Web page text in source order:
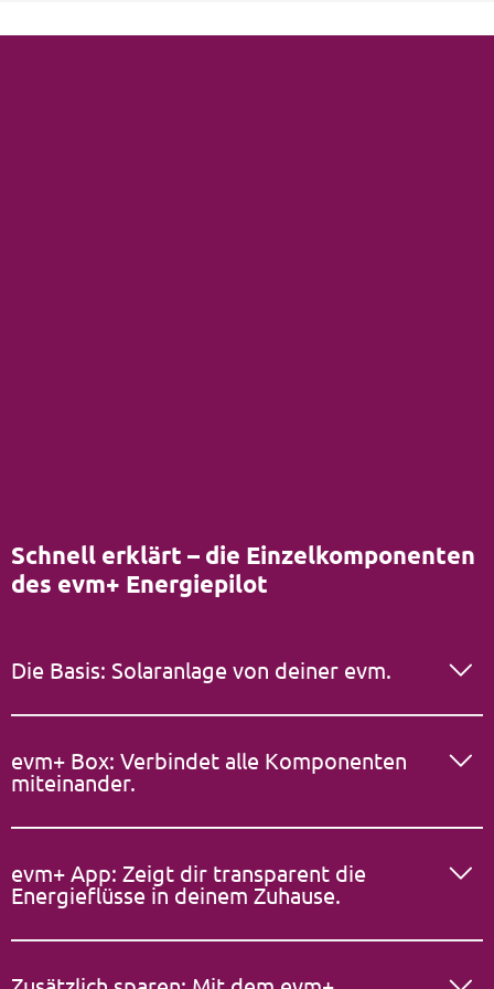
Schnell erklärt – die Einzelkomponenten
des evm+ Energiepilot
Die Basis: Solaranlage von deiner evm.
evm+ Box: Verbindet alle Komponenten
miteinander.
evm+ App: Zeigt dir transparent die
Energieflüsse in deinem Zuhause.